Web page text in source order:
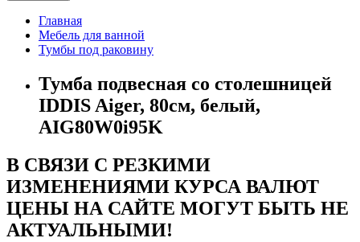
Главная
Мебель для ванной
Тумбы под раковину
Тумба подвесная со столешницей
IDDIS Aiger, 80см, белый,
AIG80W0i95K
В СВЯЗИ С РЕЗКИМИ
ИЗМЕНЕНИЯМИ КУРСА ВАЛЮТ
ЦЕНЫ НА САЙТЕ МОГУТ БЫТЬ НЕ
АКТУАЛЬНЫМИ!